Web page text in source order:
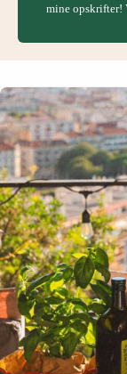
mine opskrifter!